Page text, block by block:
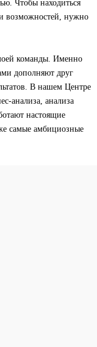
Чтобы находиться
возможностей, нужно
команды. Именно
дополняют друг
В нашем Центре
анализа, анализа
настоящие
самые амбициозные